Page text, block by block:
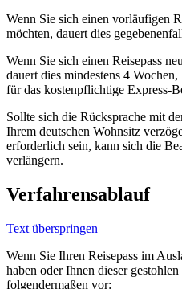
Wenn Sie sich einen vorläufigen
möchten, dauert dies
Wenn Sie sich einen Reisepass
dauert dies mindestens 4
für das kostenpflichtige Express-
Sollte sich die Rücksprache mit
Ihrem deutschen Wohnsitz
erforderlich sein, kann sich die
verlängern.
Verfahrensablauf
Text überspringen
Wenn Sie Ihren Reisepass im
haben oder Ihnen dieser
folgendermaßen vor: